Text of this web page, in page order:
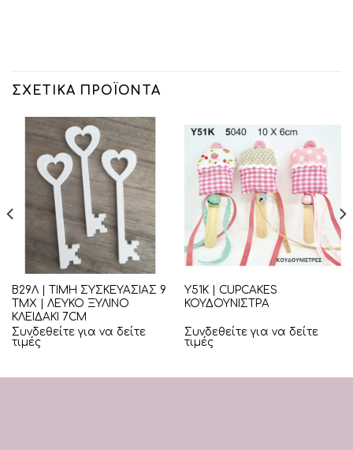
ΣΧΕΤΙΚΆ ΠΡΟΪΌΝΤΑ
Β29Λ | ΤΙΜΗ ΣΥΣΚΕΥΑΣΙΑΣ 9
ΤΜΧ | ΛΕΥΚΟ ΞΥΛΙΝΟ
ΚΛΕΙΔΑΚΙ 7CM
Συνδεθείτε για να δείτε
τιμές
Υ51Κ | CUPCAKES
ΚΟΥΔΟΥΝΙΣΤΡΑ
Συνδεθείτε για να δείτε
τιμές